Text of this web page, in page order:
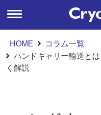
HOME
コラム一覧
ハンドキャリー輸送と
く解説